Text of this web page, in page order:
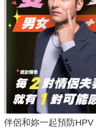
伴侶和妳一起預防HPV